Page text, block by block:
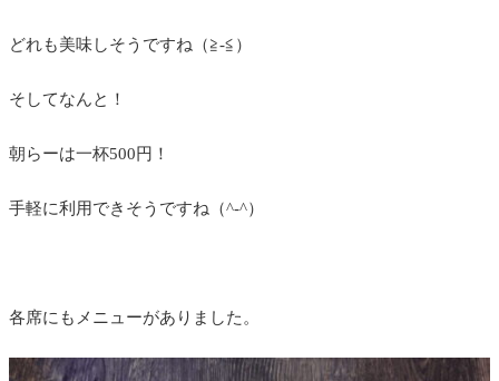
どれも美味しそうですね（≧-≦）
そしてなんと！
朝らーは一杯500円！
手軽に利用できそうですね（^-^）
各席にもメニューがありました。